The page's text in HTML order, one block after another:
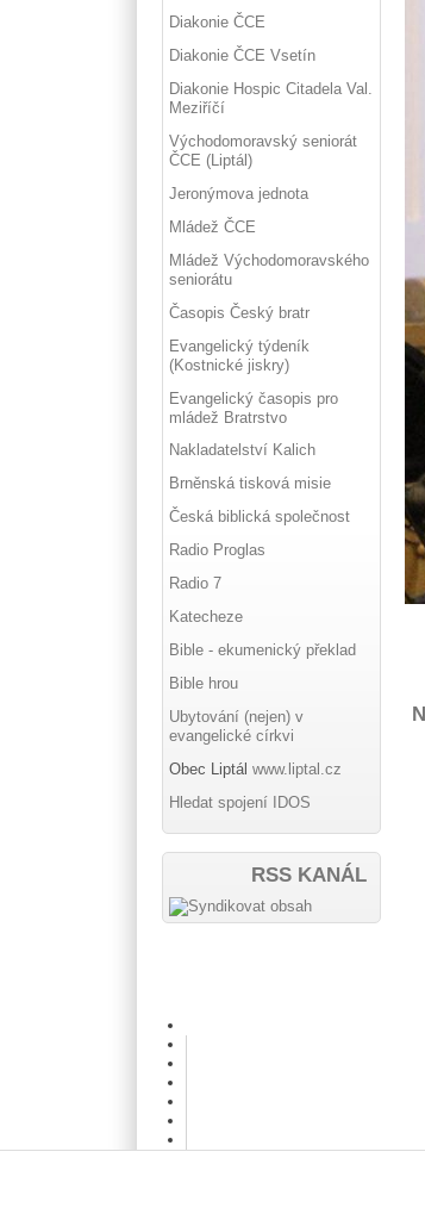
Diakonie ČCE
Diakonie ČCE Vsetín
Diakonie Hospic Citadela Val.
Meziříčí
Východomoravský seniorát
ČCE (Liptál)
Jeronýmova jednota
Mládež ČCE
Mládež Východomoravského
seniorátu
Časopis Český bratr
Evangelický týdeník
(Kostnické jiskry)
Evangelický časopis pro
mládež Bratrstvo
Nakladatelství Kalich
Brněnská tisková misie
Česká biblická společnost
Radio Proglas
Radio 7
Katecheze
Bible - ekumenický překlad
Bible hrou
Ubytování (nejen) v
evangelické církvi
Obec Liptálwww.liptal.cz
Hledat spojení IDOS
RSS KANÁL